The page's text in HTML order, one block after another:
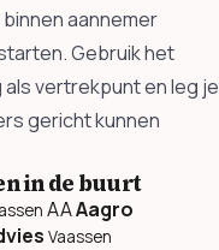
aannemer
Gebruik het
vertrekpunt en leg je
gericht kunnen
in de buurt
AAAagro
Vaassen